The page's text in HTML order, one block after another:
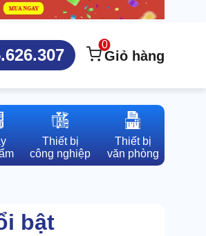
0
Giỏ hàng
Thiết bị
công nghiệp
Thiết bị
văn phòng
bật